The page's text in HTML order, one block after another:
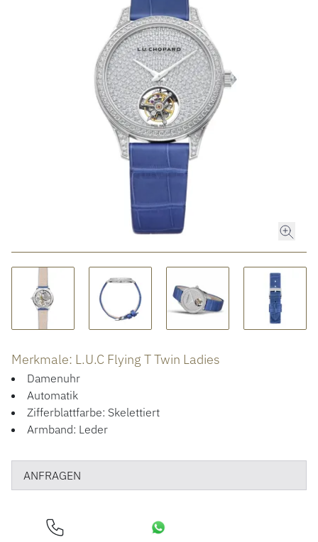
ROLEX CERTIFIED PRE-OWNED
HOCHZEIT
ACCESSOIRES
ÜBER UNS
Merkmale: L.U.C Flying T Twin Ladies
Damenuhr
Automatik
Zifferblattfarbe: Skelettiert
Armband: Leder
ANFRAGEN